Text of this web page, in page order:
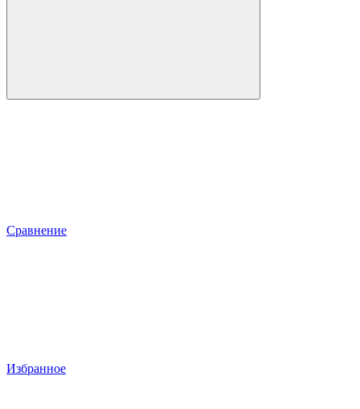
Сравнение
Избранное